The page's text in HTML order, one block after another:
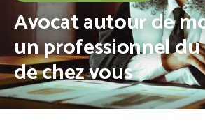
Avocat autour de
un professionnel
de chez vous